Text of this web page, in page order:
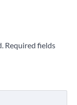
Required fields